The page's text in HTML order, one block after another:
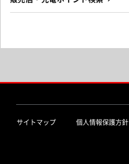
サイトマップ 個人情報保護方針